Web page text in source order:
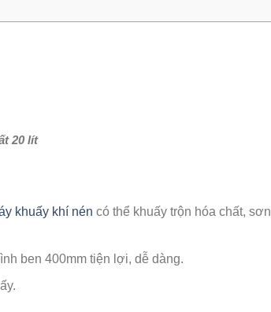
20 lít
khuấy khí nén có thể khuấy trộn hóa chất, sơn
ben 400mm tiện lợi, dễ dàng.